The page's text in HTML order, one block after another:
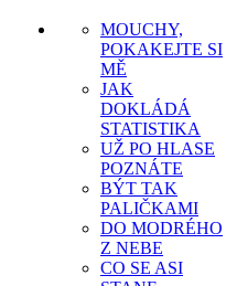
MOUCHY,
POKAKEJTE SI
MĚ
JAK
DOKLÁDÁ
STATISTIKA
UŽ PO HLASE
POZNÁTE
BÝT TAK
PALIČKAMI
DO MODRÉHO
Z NEBE
CO SE ASI